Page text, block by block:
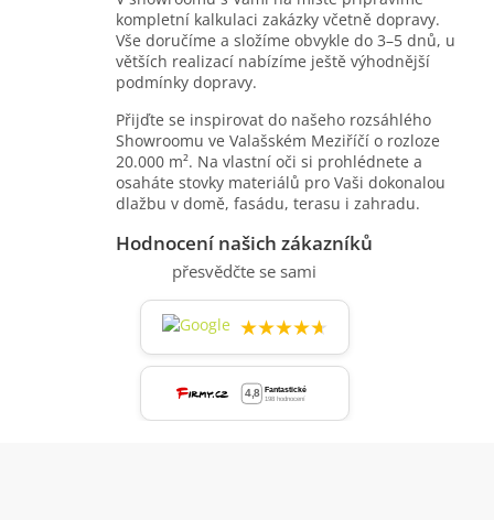
k
y
v
ý
i
s
u
kompletní kalkulaci zakázky včetně dopravy.
Vše doručíme a složíme obvykle do 3–5 dnů, u
větších realizací nabízíme ještě výhodnější
podmínky dopravy.
Přijďte se inspirovat do našeho rozsáhlého
Showroomu ve Valašském Meziříčí o rozloze
20.000 m². Na vlastní oči si prohlédnete a
osaháte stovky materiálů pro Vaši dokonalou
dlažbu v domě, fasádu, terasu i zahradu.
Hodnocení našich zákazníků
přesvědčte se sami
★★★★★